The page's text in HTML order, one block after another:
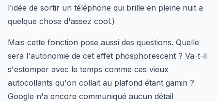
l'idée de sortir un téléphone qui brille en pleine nuit a
quelque chose d'assez cool.)
Mais cette fonction pose aussi des questions. Quelle
sera l'autonomie de cet effet phosphorescent ? Va-t-il
s'estomper avec le temps comme ces vieux
autocollants qu'on collait au plafond étant gamin ?
Google n'a encore communiqué aucun détail